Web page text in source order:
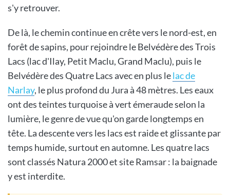
s'y retrouver.
De là, le chemin continue en crête vers le nord-est, en
forêt de sapins, pour rejoindre le Belvédère des Trois
Lacs (lac d'Ilay, Petit Maclu, Grand Maclu), puis le
Belvédère des Quatre Lacs avec en plus lelac de
Narlay, le plus profond du Jura à 48 mètres. Les eaux
ont des teintes turquoise à vert émeraude selon la
lumière, le genre de vue qu'on garde longtemps en
tête. La descente vers les lacs est raide et glissante par
temps humide, surtout en automne. Les quatre lacs
sont classés Natura 2000 et site Ramsar : la baignade
y est interdite.